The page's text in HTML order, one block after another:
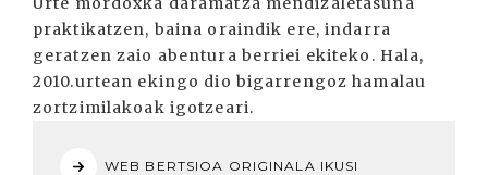
praktikatzen, baina oraindik ere, indarra
geratzen zaio abentura berriei ekiteko. Hala,
2010.urtean ekingo dio bigarrengoz hamalau
zortzimilakoak igotzeari.
WEB BERTSIOA ORIGINALA IKUSI